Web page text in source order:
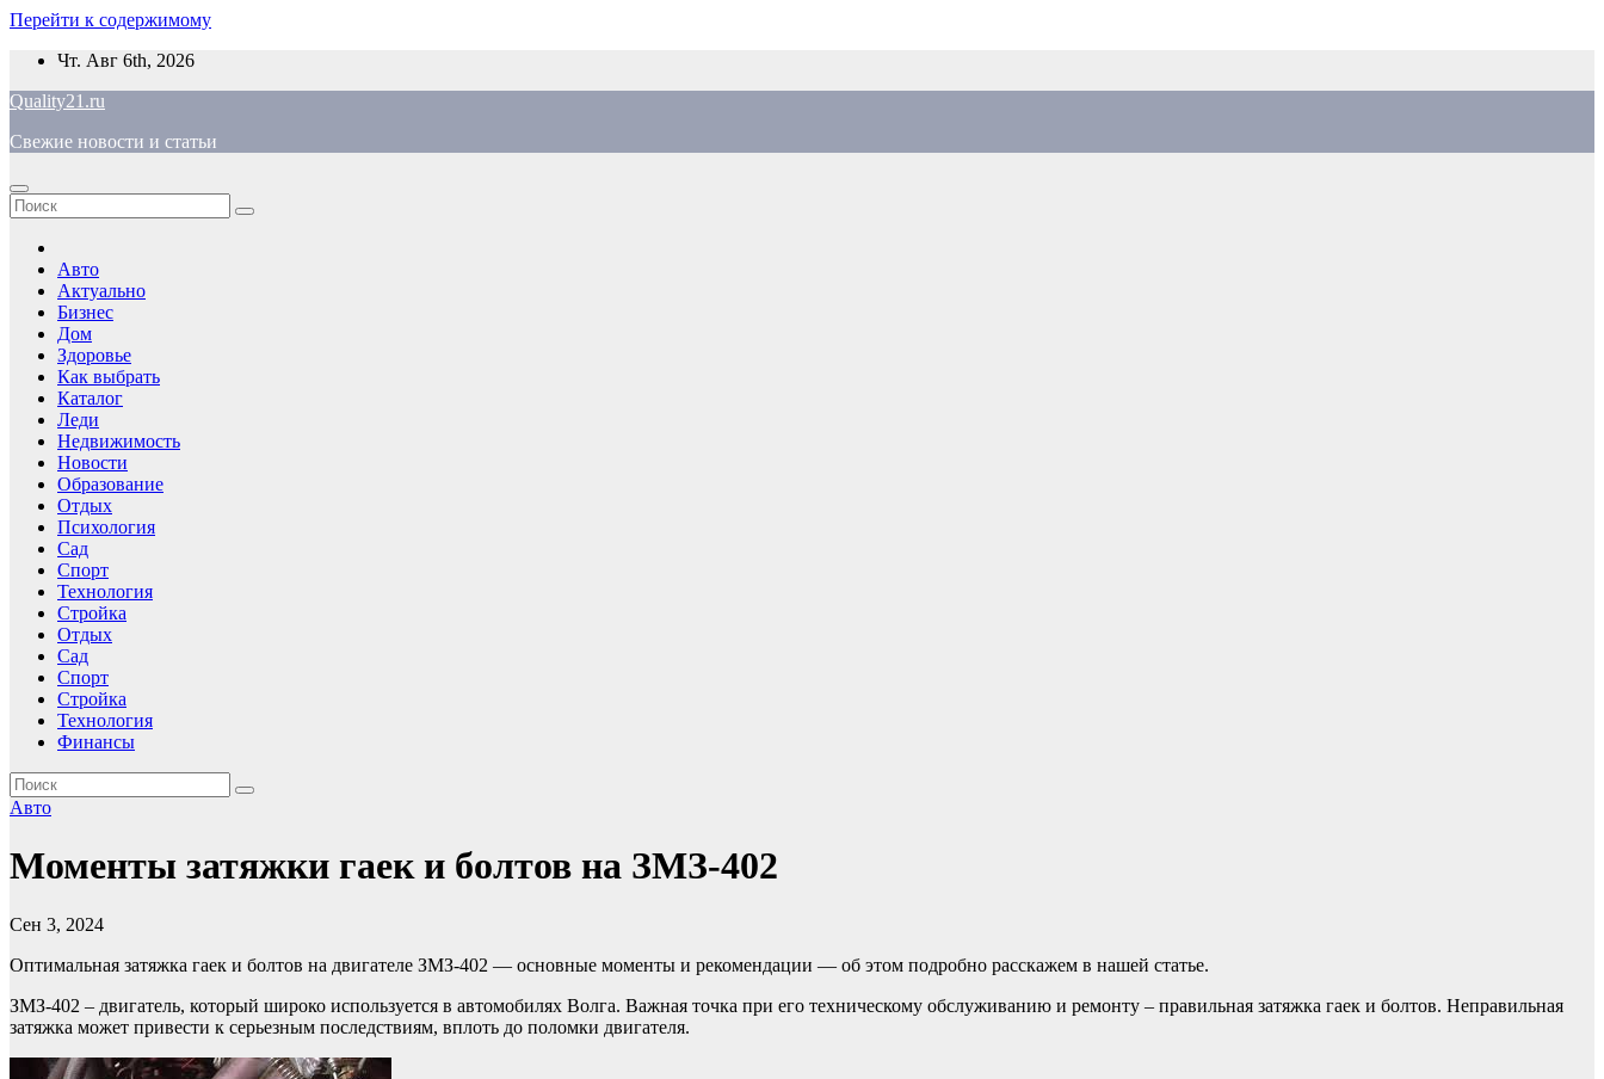
Перейти к содержимому
Чт. Авг 6th, 2026
Quality21.ru
Свежие новости и статьи
Авто
Актуально
Бизнес
Дом
Здоровье
Как выбрать
Каталог
Леди
Недвижимость
Новости
Образование
Отдых
Психология
Сад
Спорт
Технология
Стройка
Отдых
Сад
Спорт
Стройка
Технология
Финансы
Авто
Моменты затяжки гаек и болтов на ЗМЗ-402
Сен 3, 2024
Оптимальная затяжка гаек и болтов на двигателе ЗМЗ-402 — основные моменты и рекомендации — об этом подробно расскажем в нашей статье.
ЗМЗ-402 – двигатель, который широко используется в автомобилях Волга. Важная точка при его техническому обслуживанию и ремонту – правильная затяжка гаек и болтов. Неправильная
затяжка может привести к серьезным последствиям, вплоть до поломки двигателя.